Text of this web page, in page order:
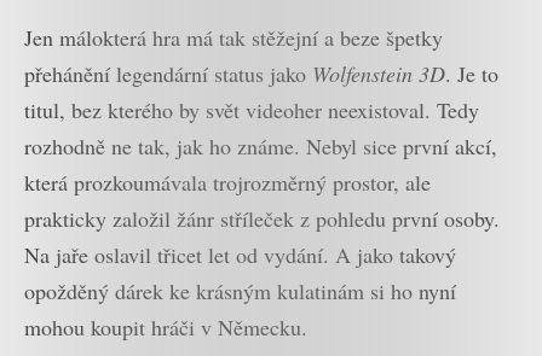
Jen málokterá hra má tak stěžejní a beze špetky
přehánění legendární status jako Wolfenstein 3D. Je to
titul, bez kterého by svět videoher neexistoval. Tedy
rozhodně ne tak, jak ho známe. Nebyl sice první akcí,
která prozkoumávala trojrozměrný prostor, ale
prakticky založil žánr stříleček z pohledu první osoby.
Na jaře oslavil třicet let od vydání. A jako takový
opožděný dárek ke krásným kulatinám si ho nyní
mohou koupit hráči v Německu.